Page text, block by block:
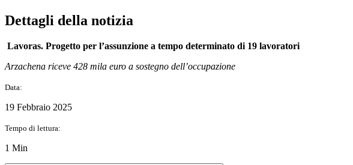
Dettagli della notizia
Lavoras. Progetto per l’assunzione a tempo determinato di 19 lavoratori
Arzachena riceve 428 mila euro a sostegno dell’occupazione
Data:
19 Febbraio 2025
Tempo di lettura:
1 Min